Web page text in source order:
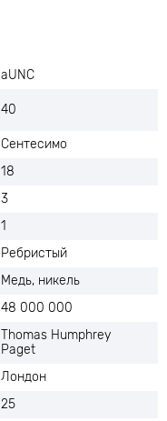
aUNC
40
Сентесимо
18
3
1
Ребристый
Медь, никель
48 000 000
Thomas Humphrey
Paget
Лондон
25